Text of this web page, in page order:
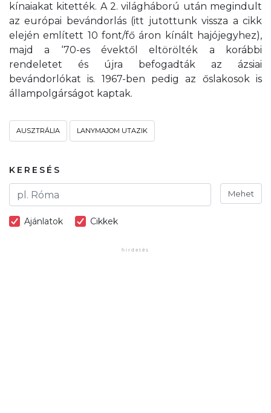
kínaiakat kitették. A 2. világháború után megindult
az európai bevándorlás (itt jutottunk vissza a cikk
elején említett 10 font/fő áron kínált hajójegyhez),
majd a ‘70-es évektől eltörölték a korábbi
rendeletet és újra befogadták az ázsiai
bevándorlókat is. 1967-ben pedig az őslakosok is
állampolgárságot kaptak.
AUSZTRÁLIA LANYMAJOM UTAZIK
KERESÉS
Mehet
Ajánlatok Cikkek